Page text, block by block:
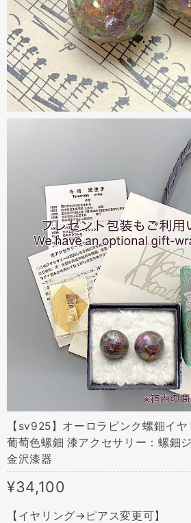
【sv925】オーロラピンク螺鈿イ
葡萄色螺鈿 漆アクセサリー：螺鈿
金沢漆器
¥34,100
【イヤリング→ピアス変更可】